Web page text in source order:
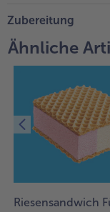
Zubereitung
Ähnliche
Riesensandwich